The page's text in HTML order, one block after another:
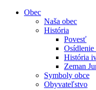
Obec
Naša obec
História
Povesť
História
Zeman
Symboly obce
Obyvateľstvo